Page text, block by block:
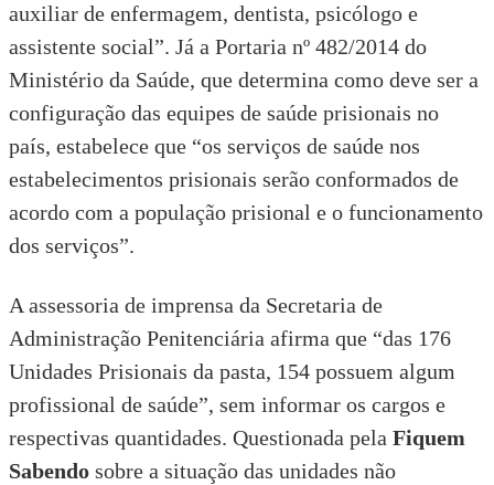
auxiliar de enfermagem, dentista, psicólogo e
assistente social”. Já a Portaria nº 482/2014 do
Ministério da Saúde, que determina como deve ser a
configuração das equipes de saúde prisionais no
país, estabelece que “os serviços de saúde nos
estabelecimentos prisionais serão conformados de
acordo com a população prisional e o funcionamento
dos serviços”.
A assessoria de imprensa da Secretaria de
Administração Penitenciária afirma que “das 176
Unidades Prisionais da pasta, 154 possuem algum
profissional de saúde”, sem informar os cargos e
respectivas quantidades. Questionada pela Fiquem
Sabendo sobre a situação das unidades não